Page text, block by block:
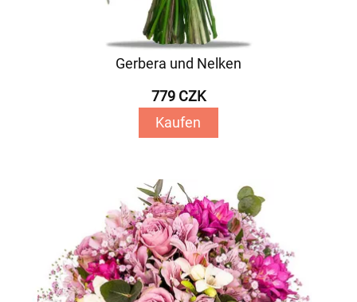
Gerbera und Nelken
779 CZK
Kaufen